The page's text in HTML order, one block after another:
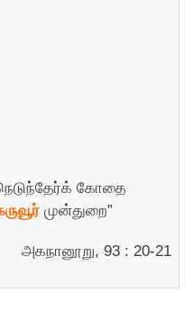
கோதை
முன்துறை”
அகநானூறு, 93 : 20-21